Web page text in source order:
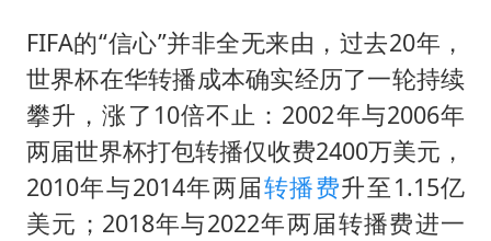
FIFA的“信心”并非全无来由，过去20年，
世界杯在华转播成本确实经历了一轮持续
攀升，涨了10倍不止：2002年与2006年
两届世界杯打包转播仅收费2400万美元，
2010年与2014年两届转播费升至1.15亿
美元；2018年与2022年两届转播费进一